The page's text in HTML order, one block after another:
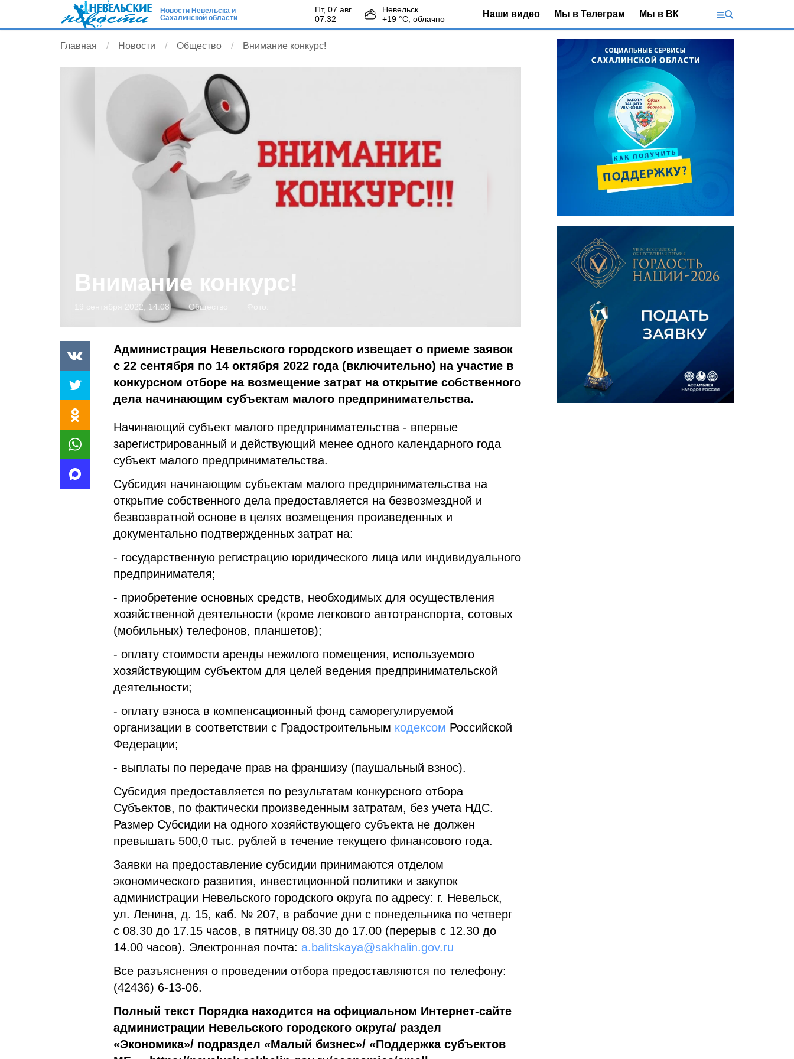
Новости Невельска и
Сахалинской области
пт, 07 авг.
07:32
Невельск
+19 °С, облачно Наши видео Мы в Телеграм Мы в ВК
Главная Новости Общество Внимание конкурс!
Внимание конкурс!
19 сентября 2022, 14:08 Общество
Администрация Невельского городского извещает о приеме заявок
с 22 сентября по 14 октября 2022 года (включительно) на участие в
конкурсном отборе на возмещение затрат на открытие собственного
дела начинающим субъектам малого предпринимательства.
Начинающий субъект малого предпринимательства - впервые
зарегистрированный и действующий менее одного календарного года
субъект малого предпринимательства.
Субсидия начинающим субъектам малого предпринимательства на
открытие собственного дела предоставляется на безвозмездной и
безвозвратной основе в целях возмещения произведенных и
документально подтвержденных затрат на:
- государственную регистрацию юридического лица или индивидуального
предпринимателя;
- приобретение основных средств, необходимых для осуществления
хозяйственной деятельности (кроме легкового автотранспорта, сотовых
(мобильных) телефонов, планшетов);
- оплату стоимости аренды нежилого помещения, используемого
хозяйствующим субъектом для целей ведения предпринимательской
деятельности;
- оплату взноса в компенсационный фонд саморегулируемой
организации в соответствии с Градостроительным кодексом Российской
Федерации;
- выплаты по передаче прав на франшизу (паушальный взнос).
Субсидия предоставляется по результатам конкурсного отбора
Субъектов, по фактически произведенным затратам, без учета НДС.
Размер Субсидии на одного хозяйствующего субъекта не должен
превышать 500,0 тыс. рублей в течение текущего финансового года.
Заявки на предоставление субсидии принимаются отделом
экономического развития, инвестиционной политики и закупок
администрации Невельского городского округа по адресу: г. Невельск,
ул. Ленина, д. 15, каб. № 207, в рабочие дни с понедельника по четверг
с 08.30 до 17.15 часов, в пятницу 08.30 до 17.00 (перерыв с 12.30 до
14.00 часов). Электронная почта: a.balitskaya@sakhalin.gov.ru
Все разъяснения о проведении отбора предоставляются по телефону:
(42436) 6-13-06.
Полный текст Порядка находится на официальном Интернет-сайте
администрации Невельского городского округа/ раздел
«Экономика»/ подраздел «Малый бизнес»/ «Поддержка субъектов